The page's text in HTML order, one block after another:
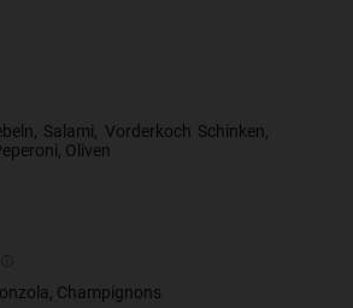
Salami, Vorderkoch Schinken,
Oliven
Champignons